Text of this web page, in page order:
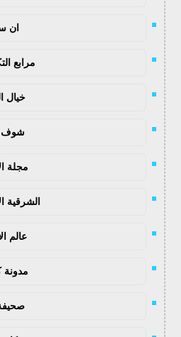
ان
مرابع
خيال
شوف
مجلة
الشرقية
عالم
مدونة